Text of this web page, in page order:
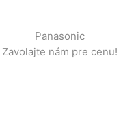
Panasonic
Zavolajte nám pre cenu!